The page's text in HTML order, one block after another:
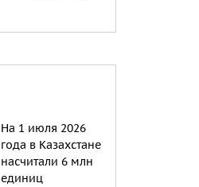
На 1 июля 2026
года в Казахстане
насчитали 6 млн
единиц